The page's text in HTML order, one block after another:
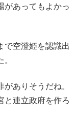
があってもよかっ
で空澄姫を認識出
ありそうだね。
と連立政府を作ろ